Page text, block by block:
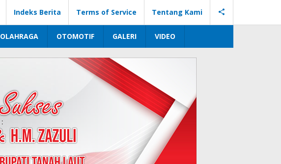
Indeks Berita Terms of Service Tentang Kami
OLAHRAGA OTOMOTIF GALERI VIDEO